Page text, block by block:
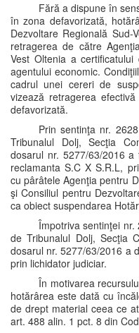
Fără a dispune în
în zona defavorizată,
Dezvoltare Regională
retragerea de către
Vest Oltenia a
agentului economic.
cadrul unei cereri de
vizează retragerea
defavorizată.
Prin sentinţa nr.
Tribunalul Dolj, Secţia
dosarul nr. 5277/63/2016
reclamanta S.C X S.R.L,
cu pârâtele Agenţia pentru
şi Consiliul pentru
ca obiect suspendarea
Împotriva sentinţei
de Tribunalul Dolj, Secţia
dosarul nr. 5277/63/2016 a
prin lichidator judiciar.
În motivarea
hotărârea este dată cu
de drept material ceea ce
art. 488 alin. 1 pct. 8 din